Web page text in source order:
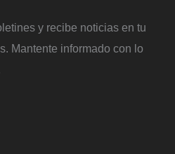
y recibe noticias en tu
Mantente informado con lo